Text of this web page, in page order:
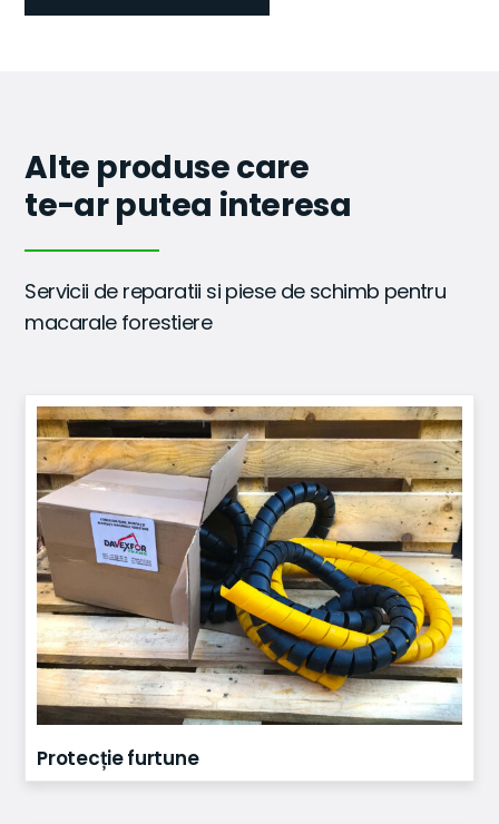
Alte produse care
te-ar putea interesa
Servicii de reparatii si piese de schimb pentru
macarale forestiere
Protecție furtune